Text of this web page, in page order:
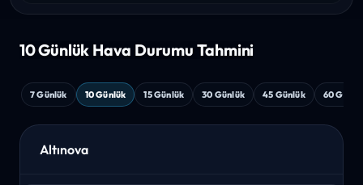
10 Günlük Hava Durumu Tahmini
7 Günlük 10 Günlük 15 Günlük 30 Günlük 45 Günlük 60
Altınova